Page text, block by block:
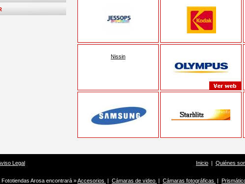
Nissin
Legal Inicio | Quiénes
Arosa encontrará »Accesorios | Cámaras de video | Cámaras fotográficas |